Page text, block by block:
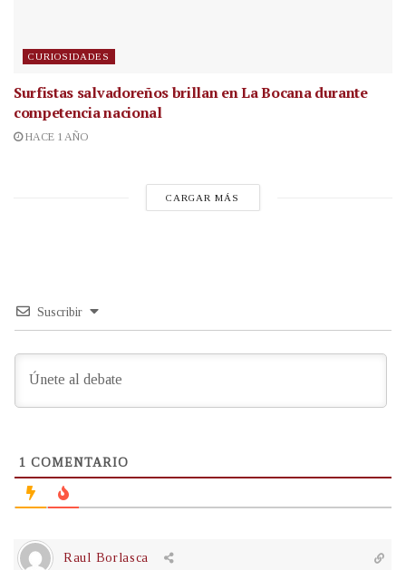
CURIOSIDADES
Surfistas salvadoreños brillan en La Bocana durante
competencia nacional
HACE 1 AÑO
CARGAR MÁS
Suscribir
1 COMENTARIO
Raul Borlasca